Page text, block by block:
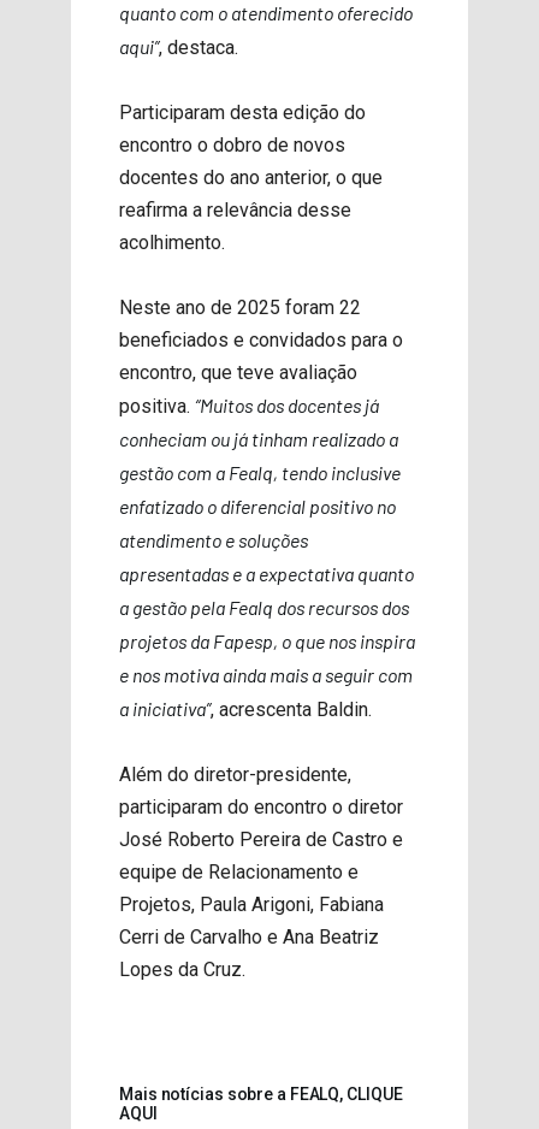
quanto com o atendimento oferecido
aqui”, destaca.
Participaram desta edição do
encontro o dobro de novos
docentes do ano anterior, o que
reafirma a relevância desse
acolhimento.
Neste ano de 2025 foram 22
beneficiados e convidados para o
encontro, que teve avaliação
positiva. “Muitos dos docentes já
conheciam ou já tinham realizado a
gestão com a Fealq, tendo inclusive
enfatizado o diferencial positivo no
atendimento e soluções
apresentadas e a expectativa quanto
a gestão pela Fealq dos recursos dos
projetos da Fapesp, o que nos inspira
e nos motiva ainda mais a seguir com
a iniciativa”, acrescenta Baldin.
Além do diretor-presidente,
participaram do encontro o diretor
José Roberto Pereira de Castro e
equipe de Relacionamento e
Projetos, Paula Arigoni, Fabiana
Cerri de Carvalho e Ana Beatriz
Lopes da Cruz.
Mais notícias sobre a FEALQ, CLIQUE
AQUI